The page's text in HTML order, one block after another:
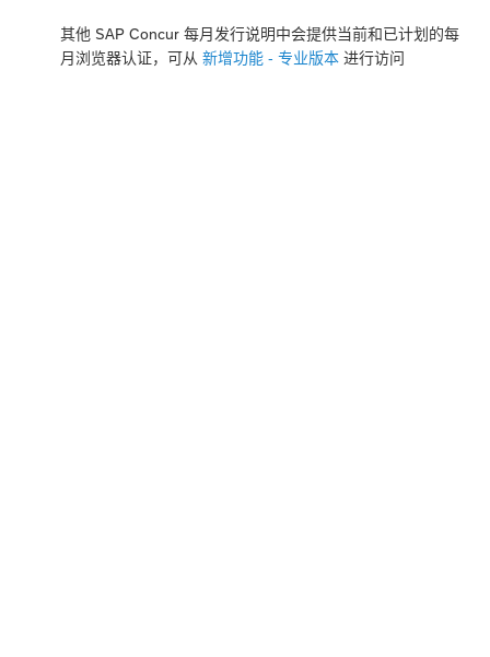
其他 SAP Concur 每月发行说明中会提供当前和已计划的每
月浏览器认证，可从 新增功能 - 专业版本 进行访问